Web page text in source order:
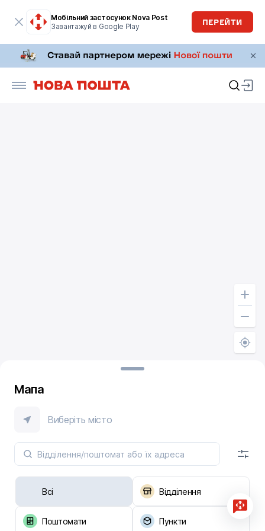
Мобільний застосунок Nova Post
Завантажуй в Google Play
ПЕРЕЙТИ
Мапа
Виберіть місто
Всі Відділення
Поштомати Пункти